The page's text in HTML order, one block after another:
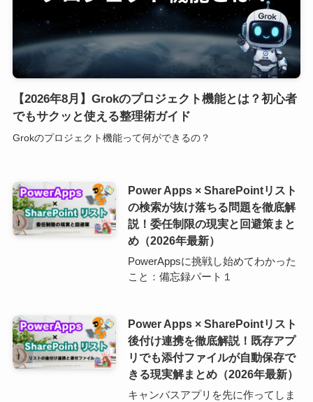
【2026年8月】Grokのプロジェクト機能とは？初心者
でもサクッと使える整理術ガイド
Grokのプロジェクト機能って何ができるの？
Power Apps × SharePointリスト
の検索が抜け落ちる問題を徹底解
説！委任制限の現実と回避策まと
め（2026年最新）
PowerAppsに挑戦し始めてわかった
こと：備忘録パート１
Power Apps × SharePointリスト
後付け連携を徹底解説！既存アプ
リでも添付ファイルが自動保存で
きる現実解まとめ（2026年最新）
キャンバスアプリを先に作ってしま